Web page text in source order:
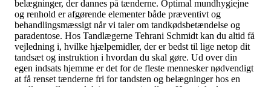
belægninger, der dannes på tænderne. Optimal mundhygiejne
og renhold er afgørende elementer både præventivt og
behandlingsmæssigt når vi taler om tandkødsbetændelse og
paradentose. Hos Tandlægerne Tehrani Schmidt kan du altid få
vejledning i, hvilke hjælpemidler, der er bedst til lige netop dit
tandsæt og instruktion i hvordan du skal gøre. Ud over din
egen indsats hjemme er det for de fleste mennesker nødvendigt
at få renset tænderne fri for tandsten og belægninger hos en